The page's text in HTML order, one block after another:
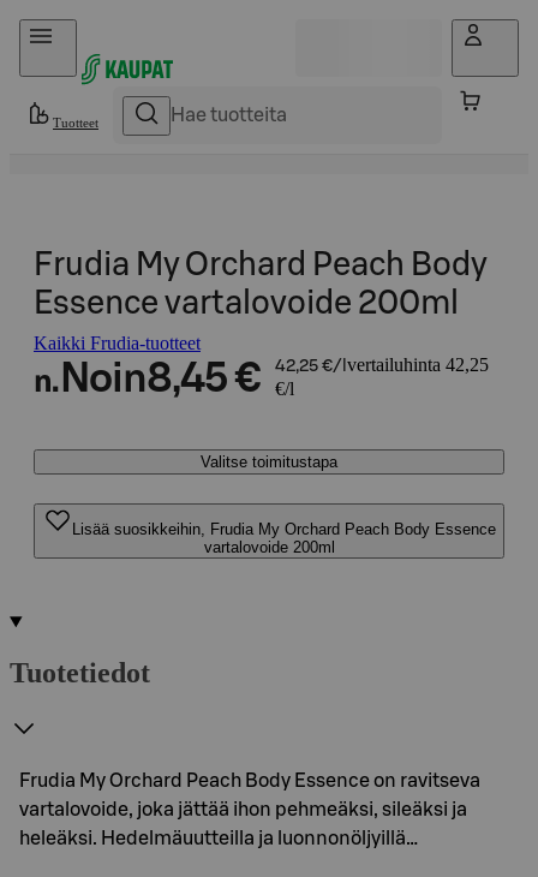
Hyppää sisältöön
Tuotteet
Frudia My Orchard Peach Body
Essence vartalovoide 200ml
Kaikki Frudia-tuotteet
n. Noin8,45 € 42,25 €/l vertailuhinta 42,25
€/l
Valitse toimitustapa
Lisää suosikkeihin, Frudia My Orchard Peach Body Essence
vartalovoide 200ml
Tuotetiedot
Frudia My Orchard Peach Body Essence on ravitseva
vartalovoide, joka jättää ihon pehmeäksi, sileäksi ja
heleäksi. Hedelmäuutteilla ja luonnonöljyillä…